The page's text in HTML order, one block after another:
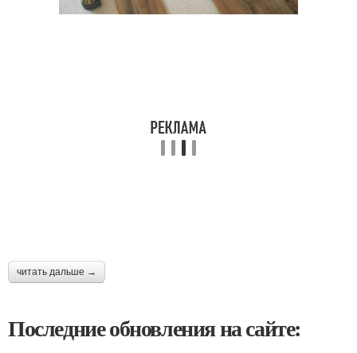
читать дальше →
Последние обновления на сайте: